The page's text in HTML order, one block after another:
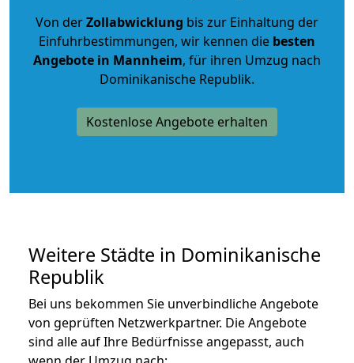
Von derZollabwicklung bis zur Einhaltung der
Einfuhrbestimmungen, wir kennen die besten
Angebote in Mannheim, für ihren Umzug nach
Dominikanische Republik.
Kostenlose Angebote erhalten
Weitere Städte in Dominikanische
Republik
Bei uns bekommen Sie unverbindliche Angebote
von geprüften Netzwerkpartner. Die Angebote
sind alle auf Ihre Bedürfnisse angepasst, auch